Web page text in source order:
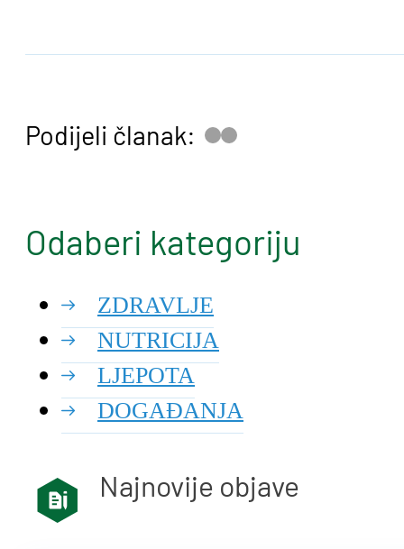
Podijeli članak:
Odaberi kategoriju
ZDRAVLJE
NUTRICIJA
LJEPOTA
DOGAĐANJA
Najnovije objave